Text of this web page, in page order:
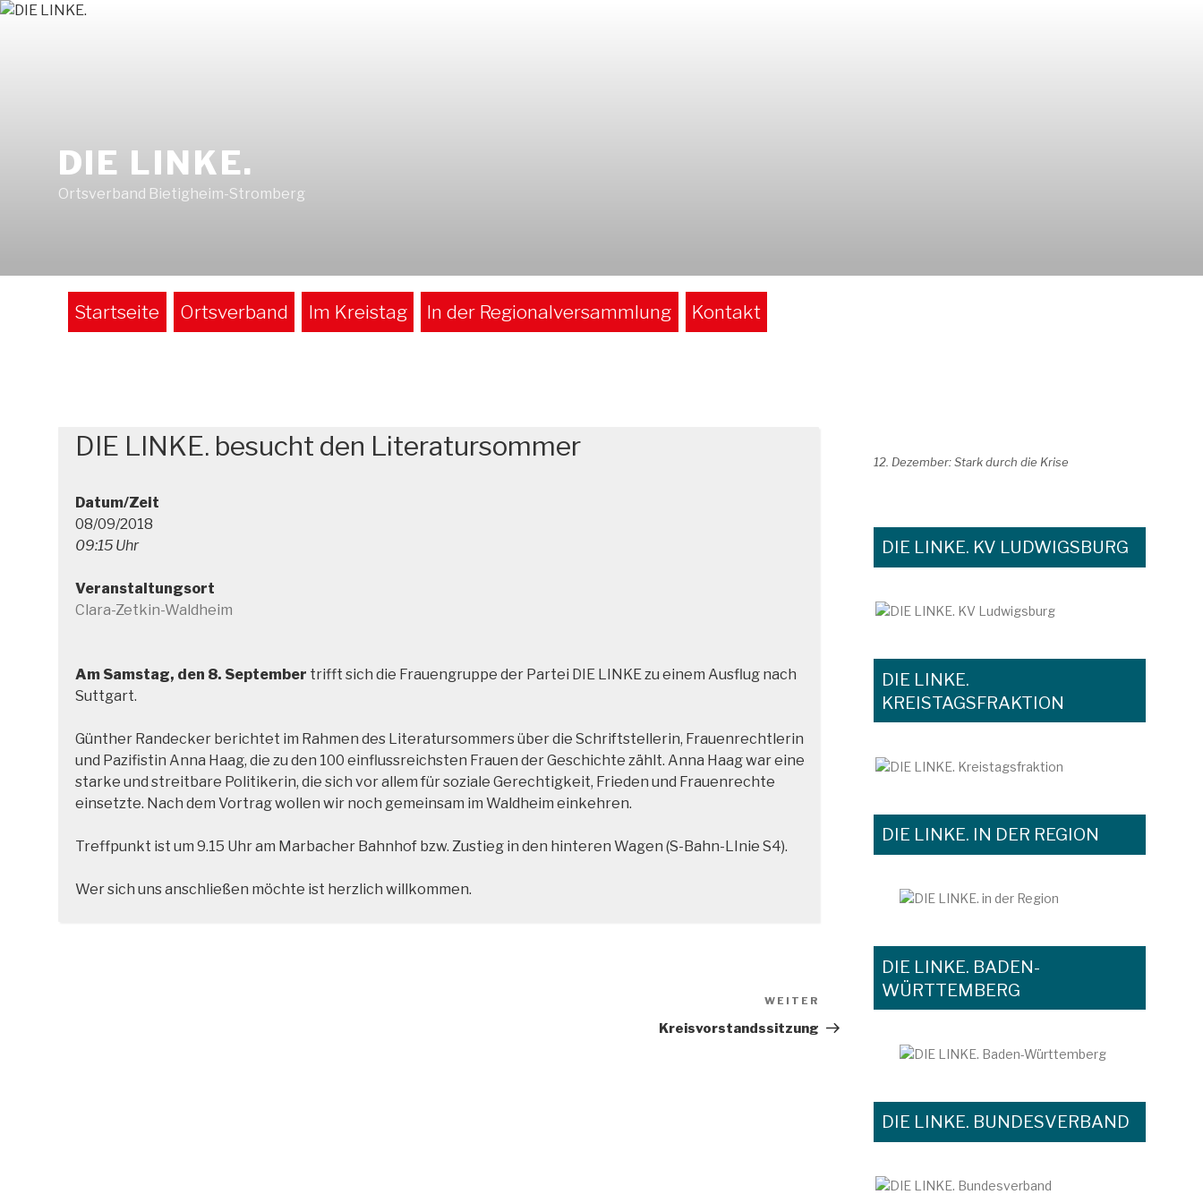
Zum
DIE LINKE.
Ortsverband Bietigheim-Stromberg
Startseite Ortsverband Im Kreistag In der Regionalversammlung Kontakt
DIE LINKE. besucht den Literatursommer
Datum/Zeit
08/09/2018
09:15 Uhr
Veranstaltungsort
Clara-Zetkin-Waldheim
Am Samstag, den 8. September trifft sich die Frauengruppe der Partei DIE LINKE zu einem Ausflug nach
Suttgart.
Günther Randecker berichtet im Rahmen des Literatursommers über die Schriftstellerin, Frauenrechtlerin
und Pazifistin Anna Haag, die zu den 100 einflussreichsten Frauen der Geschichte zählt. Anna Haag war eine
starke und streitbare Politikerin, die sich vor allem für soziale Gerechtigkeit, Frieden und Frauenrechte
einsetzte. Nach dem Vortrag wollen wir noch gemeinsam im Waldheim einkehren.
Treffpunkt ist um 9.15 Uhr am Marbacher Bahnhof bzw. Zustieg in den hinteren Wagen (S-Bahn-LInie S4).
Wer sich uns anschließen möchte ist herzlich willkommen.
Beitrag
WEITER
Kreisvorstandssitzung
12. Dezember: Stark durch die Krise
DIE LINKE. KV LUDWIGSBURG
DIE LINKE.
KREISTAGSFRAKTION
DIE LINKE. IN DER REGION
DIE LINKE. BADEN-
WÜRTTEMBERG
DIE LINKE. BUNDESVERBAND